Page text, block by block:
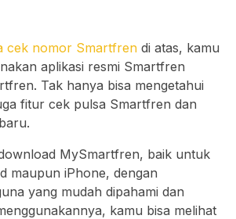
cek nomor Smartfren di atas, kamu
aplikasi resmi Smartfren
Tak hanya bisa mengetahui
fitur cek pulsa Smartfren dan
MySmartfren, baik untuk
maupun iPhone, dengan
yang mudah dipahami dan
kamu bisa melihat